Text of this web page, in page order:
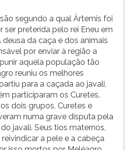
segundo a qual Ártemis foi
ser preterida pelo rei Eneu em
deusa da caça e dos animais
por enviar à região a
aquela população tão
reuniu os melhores
para a caçada ao javali,
participaram os Curetes.
dois grupos, Curetes e
numa grave disputa pela
javali. Seus tios maternos,
a pele e a cabeça